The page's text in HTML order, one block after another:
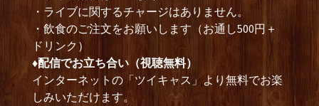
・ライブに関するチャージはありません。
・飲食のご注文をお願いします（お通し500円＋
ドリンク）
♦︎配信でお立ち合い（視聴無料）
インターネットの「ツイキャス」より無料でお楽
しみいただけます。